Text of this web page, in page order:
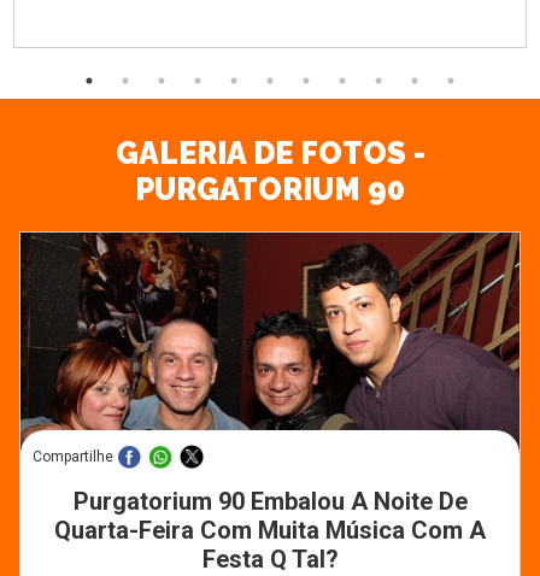
GALERIA DE FOTOS -
PURGATORIUM 90
Compartilhe
Purgatorium 90 Embalou A Noite De
Quarta-Feira Com Muita Música Com A
Festa Q Tal?